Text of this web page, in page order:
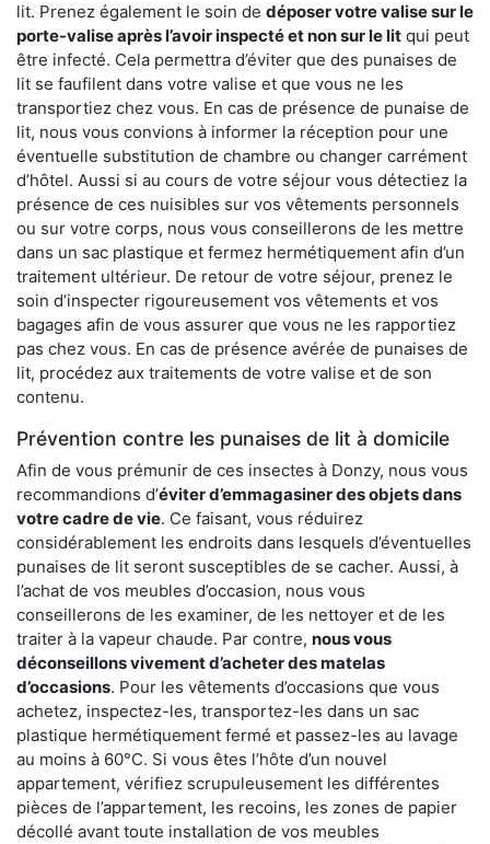
lit. Prenez également le soin de déposer votre valise sur le
porte-valise après l’avoir inspecté et non sur le lit qui peut
être infecté. Cela permettra d’éviter que des punaises de
lit se faufilent dans votre valise et que vous ne les
transportiez chez vous. En cas de présence de punaise de
lit, nous vous convions à informer la réception pour une
éventuelle substitution de chambre ou changer carrément
d’hôtel. Aussi si au cours de votre séjour vous détectiez la
présence de ces nuisibles sur vos vêtements personnels
ou sur votre corps, nous vous conseillerons de les mettre
dans un sac plastique et fermez hermétiquement afin d’un
traitement ultérieur. De retour de votre séjour, prenez le
soin d’inspecter rigoureusement vos vêtements et vos
bagages afin de vous assurer que vous ne les rapportiez
pas chez vous. En cas de présence avérée de punaises de
lit, procédez aux traitements de votre valise et de son
contenu.
Prévention contre les punaises de lit à domicile
Afin de vous prémunir de ces insectes à Donzy, nous vous
recommandions d’éviter d’emmagasiner des objets dans
votre cadre de vie. Ce faisant, vous réduirez
considérablement les endroits dans lesquels d’éventuelles
punaises de lit seront susceptibles de se cacher. Aussi, à
l’achat de vos meubles d’occasion, nous vous
conseillerons de les examiner, de les nettoyer et de les
traiter à la vapeur chaude. Par contre, nous vous
déconseillons vivement d’acheter des matelas
d’occasions. Pour les vêtements d’occasions que vous
achetez, inspectez-les, transportez-les dans un sac
plastique hermétiquement fermé et passez-les au lavage
au moins à 60°C. Si vous êtes l’hôte d’un nouvel
appartement, vérifiez scrupuleusement les différentes
pièces de l’appartement, les recoins, les zones de papier
décollé avant toute installation de vos meubles